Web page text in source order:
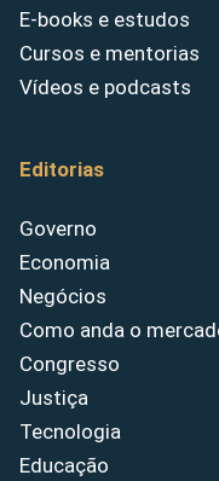
E-books e estudos
Cursos e mentorias
Vídeos e podcasts
Editorias
Governo
Economia
Negócios
Como anda o
Congresso
Justiça
Tecnologia
Educação